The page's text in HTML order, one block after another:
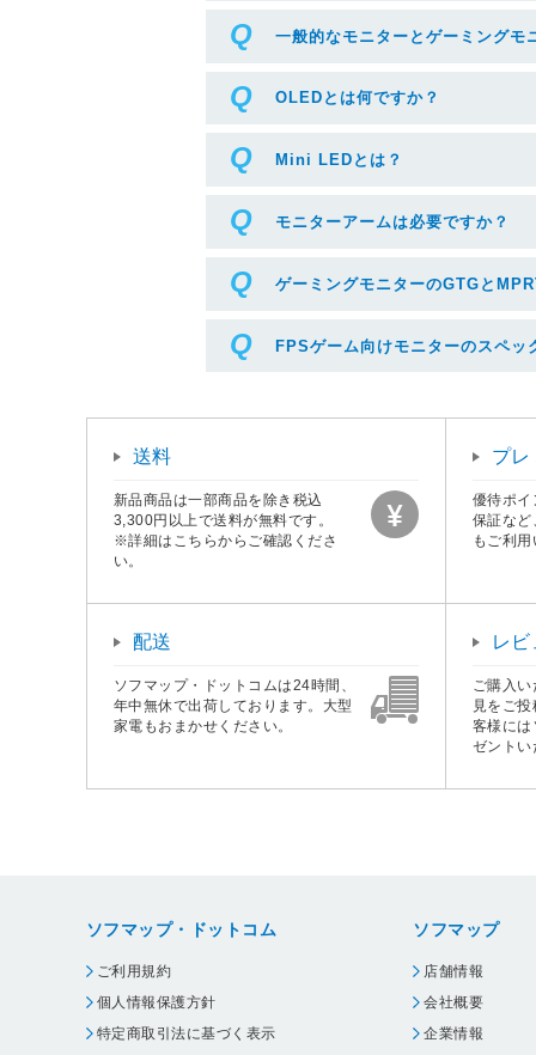
一般的なモニターとゲーミングモ
OLEDとは何ですか？
Mini LEDとは？
モニターアームは必要ですか？
ゲーミングモニターのGTGと
FPSゲーム向けモニターのスペッ
送料
新品商品は一部商品を除き税込
3,300円以上で送料が無料です。
※詳細はこちらからご確認くださ
い。
プレ
優待ポイ
保証など
もご利
配送
ソフマップ・ドットコムは24時間、
年中無休で出荷しております。大型
家電もおまかせください。
レ
ご購入
見をご
客様には
ゼントい
ソフマップ・ドットコム
ご利用規約
個人情報保護方針
特定商取引法に基づく表示
ソフマップ
店舗情報
会社概要
企業情報